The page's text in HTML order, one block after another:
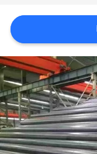
POPROŚ
O
WYCENĘ
SITEMAP